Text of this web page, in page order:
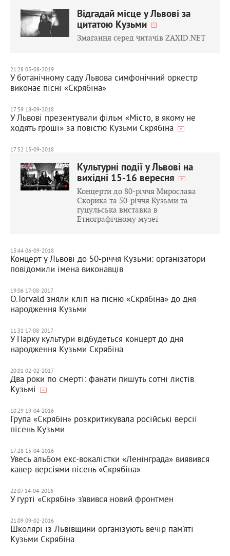
Відгадай місце у Львові за
цитатою Кузьми
Змагання серед читачів ZAXID.NET
21:28 05-08-2019
У ботанічному саду Львова симфонічний оркестр
виконає пісні «Скрябіна»
17:59 18-09-2018
У Львові презентували фільм «Місто, в якому не
ходять гроші» за повістю Кузьми Скрябіна
17:52 13-09-2018
Культурні події у Львові на
вихідні 15-16 вересня
Концерти до 80-річчя Мирослава
Скорика та 50-річчя Кузьми та
гуцульська виставка в
Етнографічному музеї
13:44 06-09-2018
Концерт у Львові до 50-річчя Кузьми: організатори
повідомили імена виконавців
19:06 17-08-2017
O.Torvald зняли кліп на пісню «Скрябіна» до дня
народження Кузьми
11:31 17-08-2017
У Парку культури відбудеться концерт до дня
народження Кузьми Скрябіна
20:01 02-02-2017
Два роки по смерті: фанати пишуть сотні листів
Кузьмі
10:29 19-04-2016
Група «Скрябін» розкритикувала російські версії
пісень Кузьми
17:28 15-04-2016
Увесь альбом екс-вокалістки «Ленінграда» виявився
кавер-версіями пісень «Скрябіна»
22:07 14-04-2016
У гурті «Скрябін» з’явився новий фронтмен
21:09 09-02-2016
Школярі із Львівщини організують вечір пам’яті
Кузьми Скрябіна